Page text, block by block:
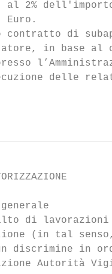
al 2%
Euro.
contratto di
in base al
delle
di
(in tal
discrimine in
Autorità